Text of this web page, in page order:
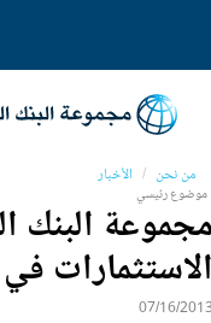
من نحن الأخبار
موضوع رئيسي
البنك
07/16/